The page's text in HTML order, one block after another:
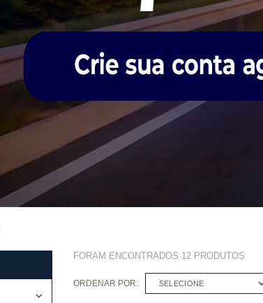
FORAM ENCONTRADOS 12PRODUTOS
ORDENAR POR: SELECIONE